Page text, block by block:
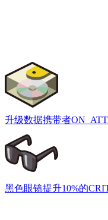
升级数据携带者
黑色眼镜提升10%的